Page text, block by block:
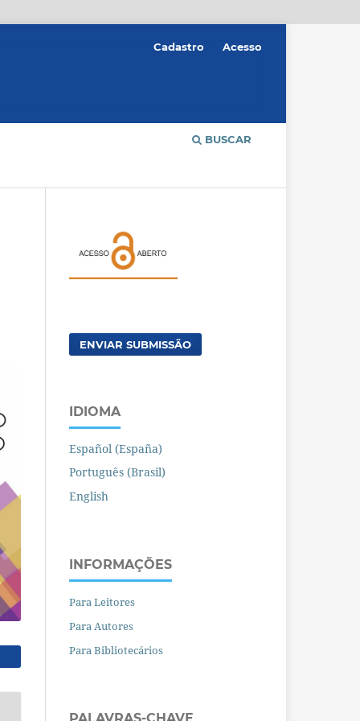
BUSCAR
Cadastro Acesso
ENVIAR SUBMISSÃO
IDIOMA
Español (España)
Português (Brasil)
English
INFORMAÇÕES
Para Leitores
Para Autores
Para Bibliotecários